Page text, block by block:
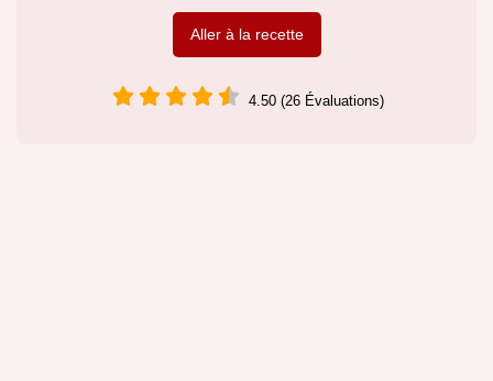
Aller à la recette
4.50 (26 Évaluations)